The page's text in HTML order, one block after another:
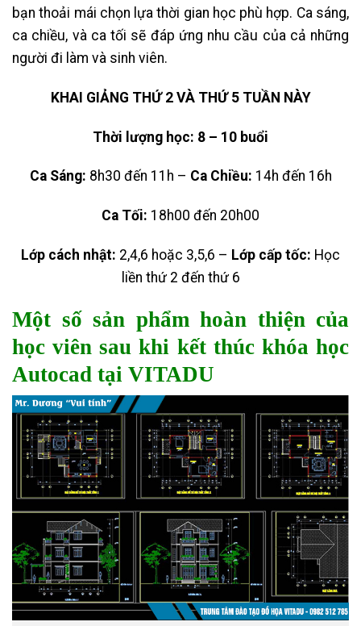
bạn thoải mái chọn lựa thời gian học phù hợp. Ca sáng,
ca chiều, và ca tối sẽ đáp ứng nhu cầu của cả những
người đi làm và sinh viên.
KHAI GIẢNG THỨ 2 VÀ THỨ 5 TUẦN NÀY
Thời lượng học: 8 – 10 buổi
Ca Sáng: 8h30 đến 11h – Ca Chiều: 14h đến 16h
Ca Tối: 18h00 đến 20h00
Lớp cách nhật: 2,4,6 hoặc 3,5,6 – Lớp cấp tốc: Học
liền thứ 2 đến thứ 6
Một số sản phẩm hoàn thiện của
học viên sau khi kết thúc khóa học
Autocad tại VITADU